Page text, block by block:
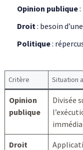
Opinion publique:
Droit: besoin
Politique:
Critère Situation
Opinion
publique
Divisée
Droit